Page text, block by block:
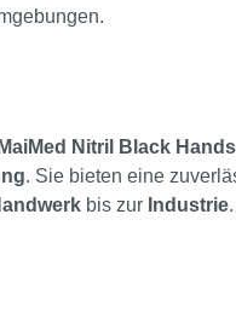
MaiMed Nitril Black
. Sie bieten eine
bis zur Industrie.